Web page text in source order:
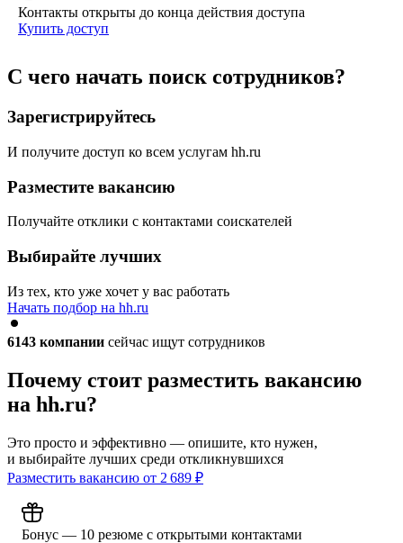
Контакты открыты до конца действия доступа
Купить доступ
С чего начать поиск сотрудников?
Зарегистрируйтесь
И получите доступ ко всем услугам hh.ru
Разместите вакансию
Получайте отклики с контактами соискателей
Выбирайте лучших
Из тех, кто уже хочет у вас работать
Начать подбор на hh.ru
6143 компании сейчас ищут сотрудников
Почему стоит разместить вакансию
на hh.ru?
Это просто и эффективно — опишите, кто нужен,
и выбирайте лучших среди откликнувшихся
Разместить вакансию от 2 689 ₽
Бонус — 10 резюме с открытыми контактами